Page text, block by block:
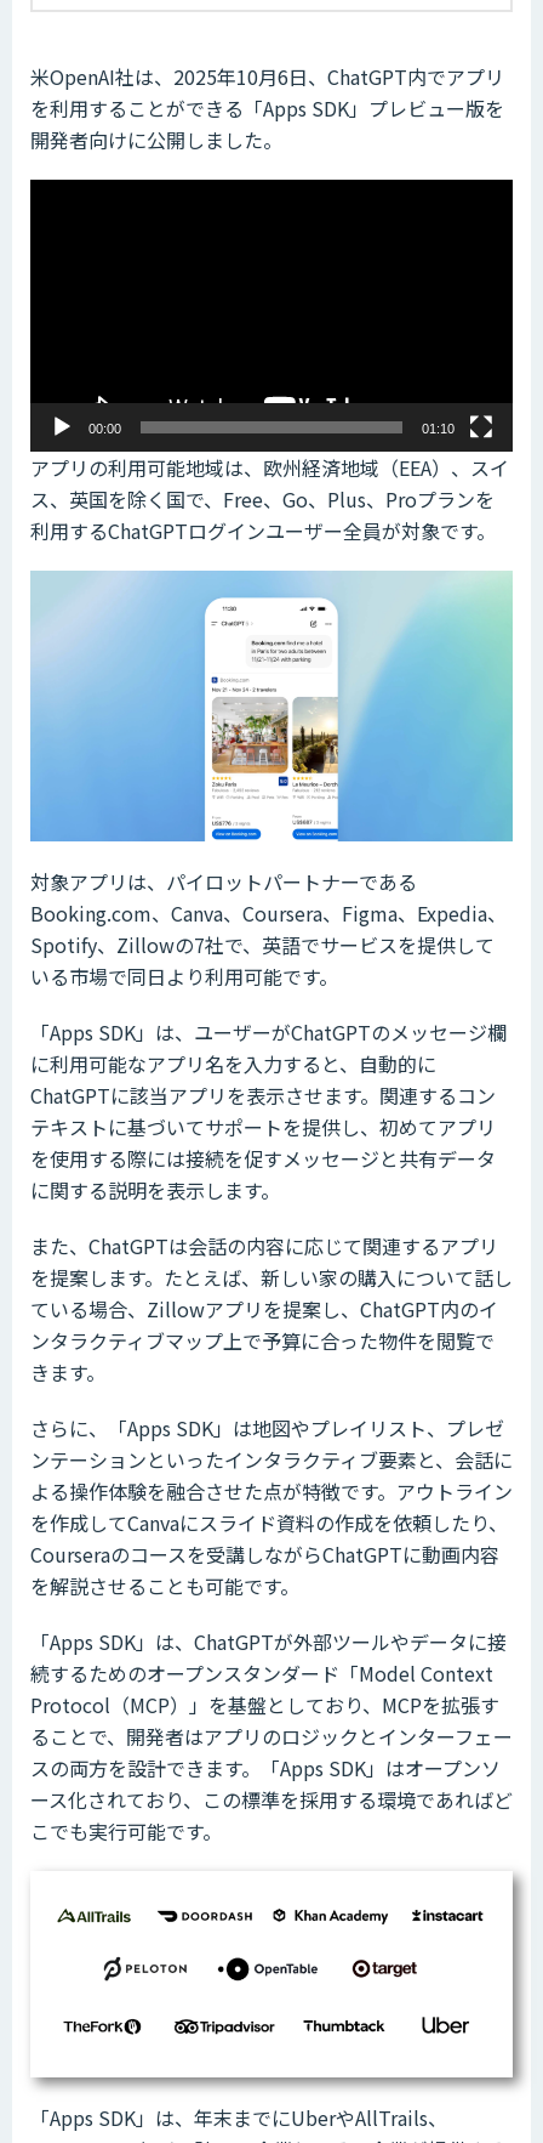
米OpenAI社は、2025年10月6日、ChatGPT内でアプリ
を利用することができる「Apps SDK」プレビュー版を
開発者向けに公開しました。
00:00 01:10
アプリの利用可能地域は、欧州経済地域（EEA）、スイ
ス、英国を除く国で、Free、Go、Plus、Proプランを
利用するChatGPTログインユーザー全員が対象です。
対象アプリは、パイロットパートナーである
Booking.com、Canva、Coursera、Figma、Expedia、
Spotify、Zillowの7社で、英語でサービスを提供して
いる市場で同日より利用可能です。
「Apps SDK」は、ユーザーがChatGPTのメッセージ欄
に利用可能なアプリ名を入力すると、自動的に
ChatGPTに該当アプリを表示させます。関連するコン
テキストに基づいてサポートを提供し、初めてアプリ
を使用する際には接続を促すメッセージと共有データ
に関する説明を表示します。
また、ChatGPTは会話の内容に応じて関連するアプリ
を提案します。たとえば、新しい家の購入について話し
ている場合、Zillowアプリを提案し、ChatGPT内のイ
ンタラクティブマップ上で予算に合った物件を閲覧で
きます。
さらに、「Apps SDK」は地図やプレイリスト、プレゼ
ンテーションといったインタラクティブ要素と、会話に
よる操作体験を融合させた点が特徴です。アウトライン
を作成してCanvaにスライド資料の作成を依頼したり、
Courseraのコースを受講しながらChatGPTに動画内容
を解説させることも可能です。
「Apps SDK」は、ChatGPTが外部ツールやデータに接
続するためのオープンスタンダード「Model Context
Protocol（MCP）」を基盤としており、MCPを拡張す
ることで、開発者はアプリのロジックとインターフェー
スの両方を設計できます。「Apps SDK」はオープンソ
ース化されており、この標準を採用する環境であればど
こでも実行可能です。
「Apps SDK」は、年末までにUberやAllTrails、